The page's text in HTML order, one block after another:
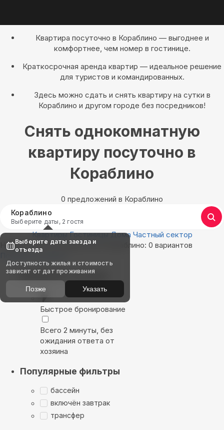
Квартира посуточно в Кораблино — выгоднее и
комфортнее, чем номер в гостинице.
Краткосрочная аренда квартир — идеальное решение
для туристов и командированных.
Здесь можно сдать и снять квартиру на сутки в
Кораблино и другом городе без посредников!
Снять однокомнатную
квартиру посуточно в
Кораблино
0 предложений в Кораблино
Кораблино
Выберите даты, 2 гостя
Квартиры Гостиницы Дома Частный сектор
Найдём, где остановиться в Кораблино: 0 вариантов
Показать на карте
Выбирайте лучшее
Быстрое бронирование
Всего 2 минуты, без
ожидания ответа от
хозяина
Популярные фильтры
бассейн
включён завтрак
трансфер
Выберите даты заезда и
отъезда
Доступность жилья и стоимость
зависят от дат проживания
Позже Указать